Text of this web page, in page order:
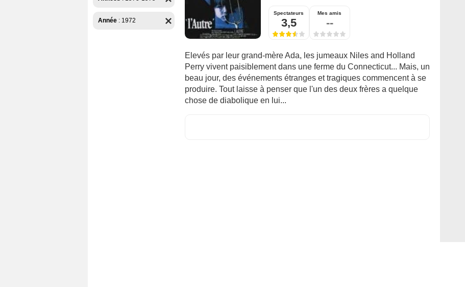
Année : 1972
Spectateurs
3,5
Mes amis
--
Elevés par leur grand-mère Ada, les jumeaux Niles and Holland
Perry vivent paisiblement dans une ferme du Connecticut... Mais, un
beau jour, des événements étranges et tragiques commencent à se
produire. Tout laisse à penser que l'un des deux frères a quelque
chose de diabolique en lui...